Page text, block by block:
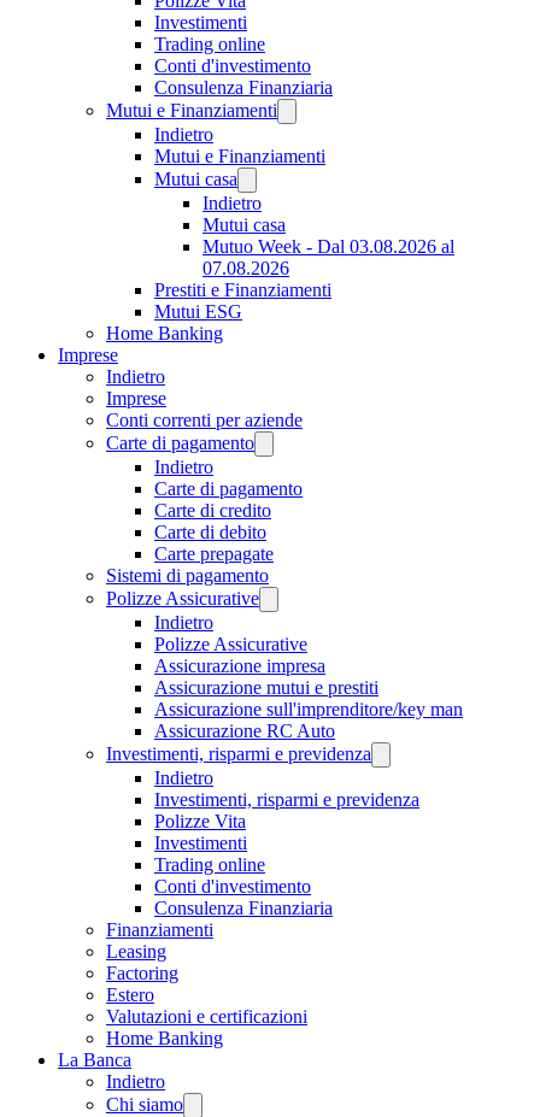
Investimenti
Trading online
Conti d'investimento
Consulenza Finanziaria
Mutui e Finanziamenti
Indietro
Mutui e Finanziamenti
Mutui casa
Indietro
Mutui casa
Mutuo Week - Dal 03.08.2026 al
07.08.2026
Prestiti e Finanziamenti
Mutui ESG
Home Banking
Imprese
Indietro
Imprese
Conti correnti per aziende
Carte di pagamento
Indietro
Carte di pagamento
Carte di credito
Carte di debito
Carte prepagate
Sistemi di pagamento
Polizze Assicurative
Indietro
Polizze Assicurative
Assicurazione impresa
Assicurazione mutui e prestiti
Assicurazione sull'imprenditore/key man
Assicurazione RC Auto
Investimenti, risparmi e previdenza
Indietro
Investimenti, risparmi e previdenza
Polizze Vita
Investimenti
Trading online
Conti d'investimento
Consulenza Finanziaria
Finanziamenti
Leasing
Factoring
Estero
Valutazioni e certificazioni
Home Banking
La Banca
Indietro
Chi siamo